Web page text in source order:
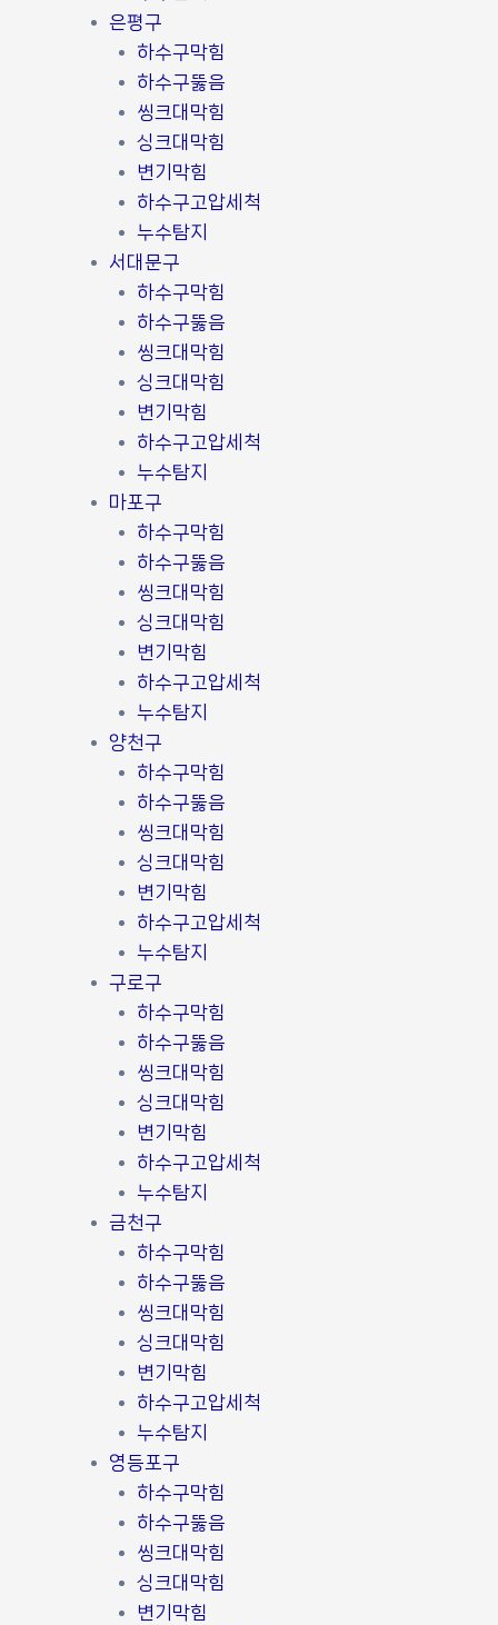
은평구
하수구막힘
하수구뚫음
씽크대막힘
싱크대막힘
변기막힘
하수구고압세척
누수탐지
서대문구
하수구막힘
하수구뚫음
씽크대막힘
싱크대막힘
변기막힘
하수구고압세척
누수탐지
마포구
하수구막힘
하수구뚫음
씽크대막힘
싱크대막힘
변기막힘
하수구고압세척
누수탐지
양천구
하수구막힘
하수구뚫음
씽크대막힘
싱크대막힘
변기막힘
하수구고압세척
누수탐지
구로구
하수구막힘
하수구뚫음
씽크대막힘
싱크대막힘
변기막힘
하수구고압세척
누수탐지
금천구
하수구막힘
하수구뚫음
씽크대막힘
싱크대막힘
변기막힘
하수구고압세척
누수탐지
영등포구
하수구막힘
하수구뚫음
씽크대막힘
싱크대막힘
변기막힘